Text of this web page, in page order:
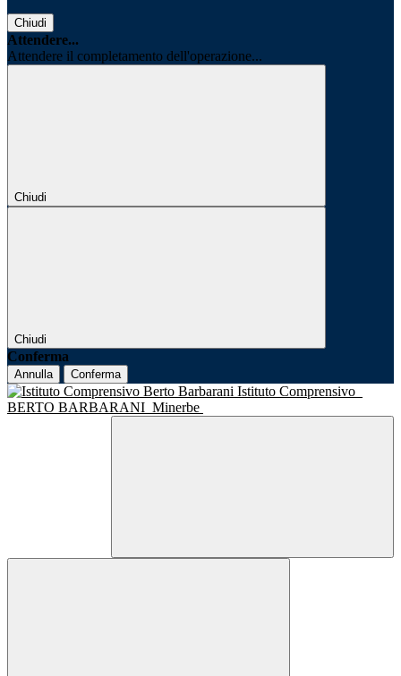
Chiudi
Attendere...
Attendere il completamento dell'operazione...
Chiudi
Chiudi
Conferma
Annulla Conferma
Istituto Comprensivo
BERTO BARBARANI Minerbe